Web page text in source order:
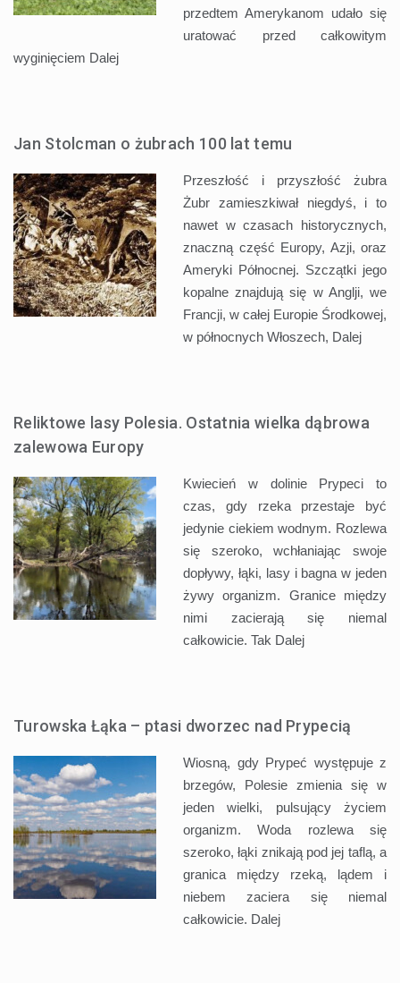
przedtem Amerykanom udało się
uratować przed całkowitym
wyginięciem Dalej
Jan Stolcman o żubrach 100 lat temu
Przeszłość i przyszłość żubra
Żubr zamieszkiwał niegdyś, i to
nawet w czasach historycznych,
znaczną część Europy, Azji, oraz
Ameryki Północnej. Szczątki jego
kopalne znajdują się w Anglji, we
Francji, w całej Europie Środkowej,
w północnych Włoszech, Dalej
Reliktowe lasy Polesia. Ostatnia wielka dąbrowa
zalewowa Europy
Kwiecień w dolinie Prypeci to
czas, gdy rzeka przestaje być
jedynie ciekiem wodnym. Rozlewa
się szeroko, wchłaniając swoje
dopływy, łąki, lasy i bagna w jeden
żywy organizm. Granice między
nimi zacierają się niemal
całkowicie. Tak Dalej
Turowska Łąka – ptasi dworzec nad Prypecią
Wiosną, gdy Prypeć występuje z
brzegów, Polesie zmienia się w
jeden wielki, pulsujący życiem
organizm. Woda rozlewa się
szeroko, łąki znikają pod jej taflą, a
granica między rzeką, lądem i
niebem zaciera się niemal
całkowicie. Dalej